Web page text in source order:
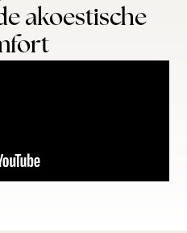
akoestische